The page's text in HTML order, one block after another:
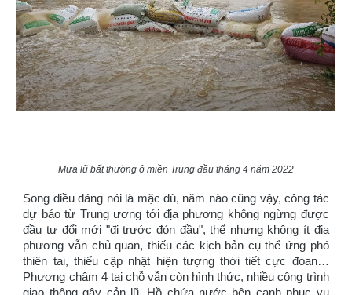
Mưa lũ bất thường ở miền Trung đầu tháng 4 năm 2022
Song điều đáng nói là mặc dù, năm nào cũng vậy, công tác
dự báo từ Trung ương tới địa phương không ngừng được
đầu tư đổi mới "đi trước đón đầu", thế nhưng không ít địa
phương vẫn chủ quan, thiếu các kịch bản cụ thể ứng phó
thiên tai, thiếu cập nhật hiện tượng thời tiết cực đoan…
Phương châm 4 tại chỗ vẫn còn hình thức, nhiều công trình
giao thông gây cản lũ. Hồ chứa nước bên cạnh phục vụ